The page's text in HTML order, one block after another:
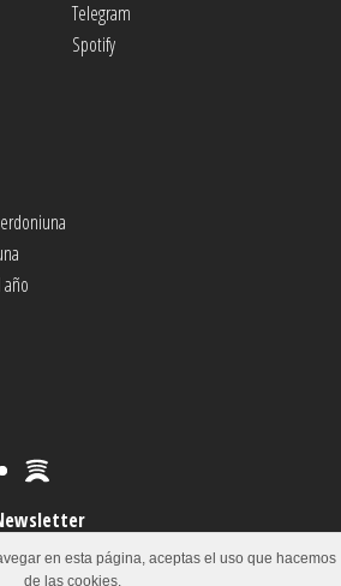
Telegram
Spotify
en esta página, aceptas el uso que hacemos
de las cookies.